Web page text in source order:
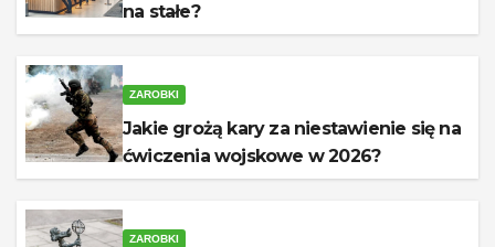
na stałe?
ZAROBKI
Jakie grożą kary za niestawienie się na
ćwiczenia wojskowe w 2026?
ZAROBKI